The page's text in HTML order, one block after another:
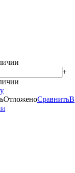
+
ОтложеноСравнитьВ